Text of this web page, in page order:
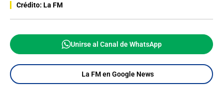
Crédito: La FM
Unirse al Canal de WhatsApp
La FM en Google News